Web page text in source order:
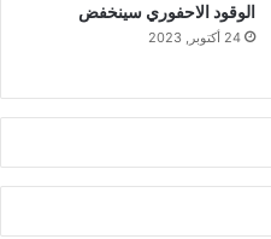
الوقود الاحفوري سينخفض
24 أكتوبر, 2023